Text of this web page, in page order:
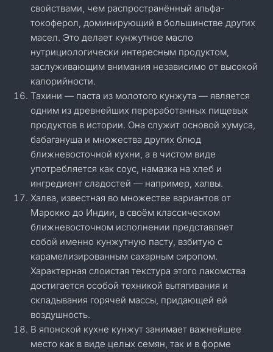
свойствами, чем распространённый альфа-
токоферол, доминирующий в большинстве других
масел. Это делает кунжутное масло
нутрициологически интересным продуктом,
заслуживающим внимания независимо от высокой
калорийности.
Тахини — паста из молотого кунжута — является
одним из древнейших переработанных пищевых
продуктов в истории. Она служит основой хумуса,
бабагануша и множества других блюд
ближневосточной кухни, а в чистом виде
употребляется как соус, намазка на хлеб и
ингредиент сладостей — например, халвы.
Халва, известная во множестве вариантов от
Марокко до Индии, в своём классическом
ближневосточном исполнении представляет
собой именно кунжутную пасту, взбитую с
карамелизированным сахарным сиропом.
Характерная слоистая текстура этого лакомства
достигается особой техникой вытягивания и
складывания горячей массы, придающей ей
воздушность.
В японской кухне кунжут занимает важнейшее
место как в виде целых семян, так и в форме